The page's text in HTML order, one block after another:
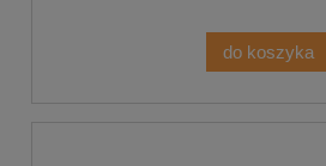
do koszyka